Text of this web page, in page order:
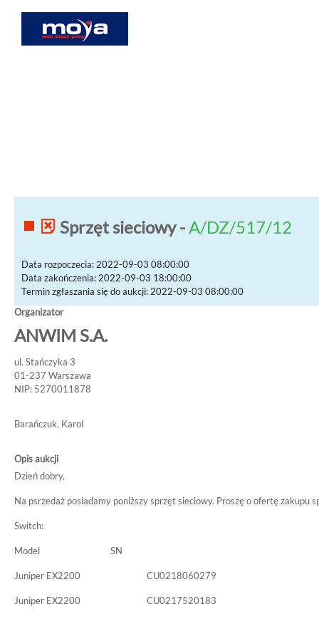
Sprzęt sieciowy -A/DZ/517/12
Data rozpoczecia: 2022-09-03 08:00:00
Data zakończenia: 2022-09-03 18:00:00
Termin zgłaszania się do aukcji: 2022-09-03 08:00:00
Organizator
ANWIM S.A.
ul. Stańczyka 3
01-237 Warszawa
NIP: 5270011878
Barańczuk, Karol
Opis aukcji
Dzień dobry,
Na psrzedaż posiadamy poniższy sprzęt sieciowy. Proszę o ofertę zakupu
Switch:
Model SN
Juniper EX2200 CU0218060279
Juniper EX2200 CU0217520183